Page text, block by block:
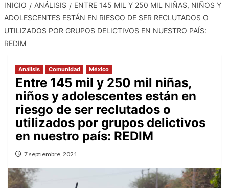
INICIO ANÁLISIS
ENTRE 145 MIL Y 250 MIL NIÑAS, NIÑOS Y
ADOLESCENTES ESTÁN EN RIESGO DE SER RECLUTADOS O
UTILIZADOS POR GRUPOS DELICTIVOS EN NUESTRO PAÍS:
REDIM
Análisis Comunidad México
Entre 145 mil y 250 mil niñas,
niños y adolescentes están en
riesgo de ser reclutados o
utilizados por grupos delictivos
en nuestro país: REDIM
7 septiembre, 2021